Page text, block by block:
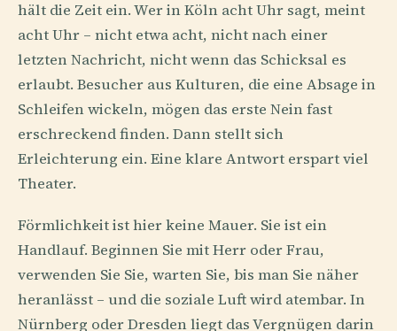
hält die Zeit ein. Wer in Köln acht Uhr sagt, meint
acht Uhr – nicht etwa acht, nicht nach einer
letzten Nachricht, nicht wenn das Schicksal es
erlaubt. Besucher aus Kulturen, die eine Absage in
Schleifen wickeln, mögen das erste Nein fast
erschreckend finden. Dann stellt sich
Erleichterung ein. Eine klare Antwort erspart viel
Theater.
Förmlichkeit ist hier keine Mauer. Sie ist ein
Handlauf. Beginnen Sie mit Herr oder Frau,
verwenden Sie Sie, warten Sie, bis man Sie näher
heranlässt – und die soziale Luft wird atembar. In
Nürnberg oder Dresden liegt das Vergnügen darin